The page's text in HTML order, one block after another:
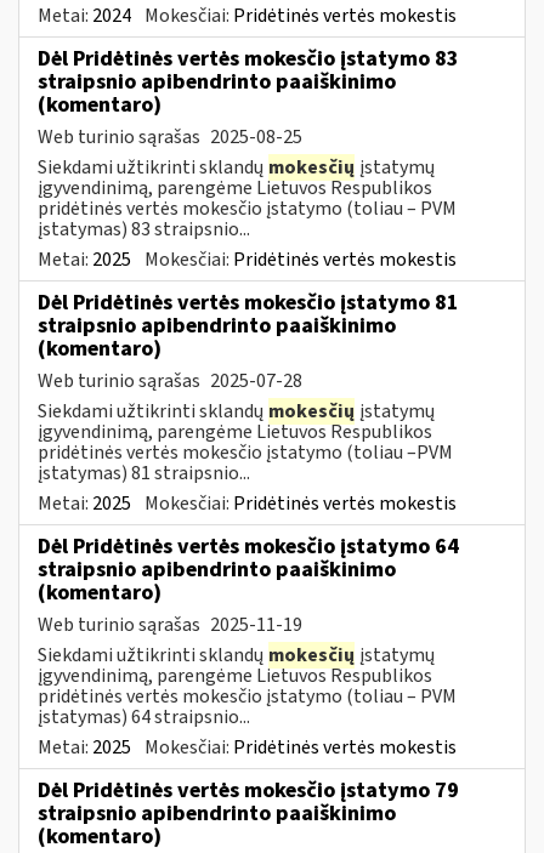
Metai: 2024 Mokesčiai: Pridėtinės vertės mokestis
Dėl Pridėtinės vertės mokesčio įstatymo 83
straipsnio apibendrinto paaiškinimo
(komentaro)
Web turinio sąrašas 2025-08-25
Siekdami užtikrinti sklandų mokesčių įstatymų
įgyvendinimą, parengėme Lietuvos Respublikos
pridėtinės vertės mokesčio įstatymo (toliau – PVM
įstatymas) 83 straipsnio...
Metai: 2025 Mokesčiai: Pridėtinės vertės mokestis
Dėl Pridėtinės vertės mokesčio įstatymo 81
straipsnio apibendrinto paaiškinimo
(komentaro)
Web turinio sąrašas 2025-07-28
Siekdami užtikrinti sklandų mokesčių įstatymų
įgyvendinimą, parengėme Lietuvos Respublikos
pridėtinės vertės mokesčio įstatymo (toliau –PVM
įstatymas) 81 straipsnio...
Metai: 2025 Mokesčiai: Pridėtinės vertės mokestis
Dėl Pridėtinės vertės mokesčio įstatymo 64
straipsnio apibendrinto paaiškinimo
(komentaro)
Web turinio sąrašas 2025-11-19
Siekdami užtikrinti sklandų mokesčių įstatymų
įgyvendinimą, parengėme Lietuvos Respublikos
pridėtinės vertės mokesčio įstatymo (toliau – PVM
įstatymas) 64 straipsnio...
Metai: 2025 Mokesčiai: Pridėtinės vertės mokestis
Dėl Pridėtinės vertės mokesčio įstatymo 79
straipsnio apibendrinto paaiškinimo
(komentaro)